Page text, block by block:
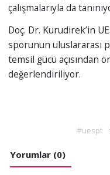
çalışmalarıyla da
Doç. Dr. Kurudirek’in
sporunun uluslararası
temsil gücü açısından
değerlendiriliyor.
#uespt
Yorumlar (0)